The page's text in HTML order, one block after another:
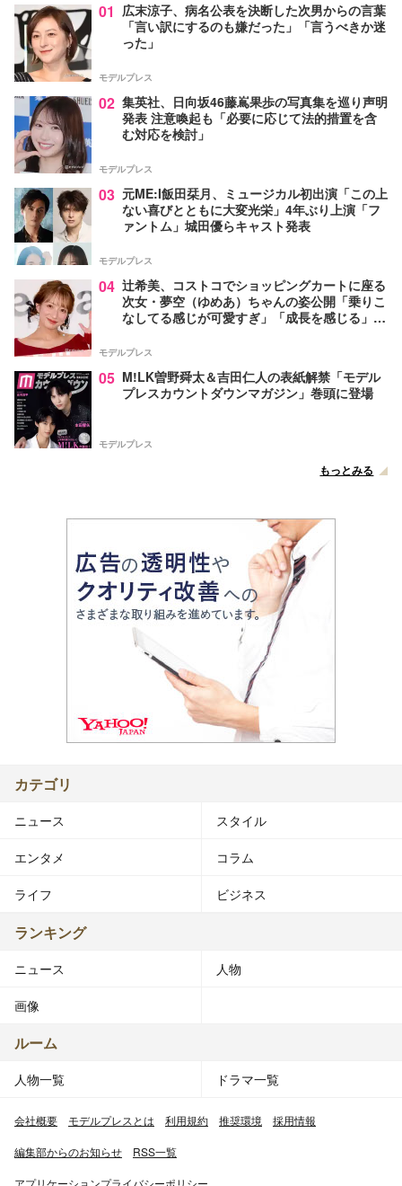
01 広末涼子、病名公表を決断した次男からの言葉
「言い訳にするのも嫌だった」「言うべきか迷
った」
モデルプレス
02 集英社、日向坂46藤嶌果歩の写真集を巡り声明
発表 注意喚起も「必要に応じて法的措置を含
む対応を検討」
モデルプレス
03 元ME:I飯田栞月、ミュージカル初出演「この上
ない喜びとともに大変光栄」4年ぶり上演「フ
ァントム」城田優らキャスト発表
モデルプレス
04 辻希美、コストコでショッピングカートに座る
次女・夢空（ゆめあ）ちゃんの姿公開「乗りこ
なしてる感じが可愛すぎ」「成長を感じる」の
モデルプレス
05 M!LK曽野舜太＆吉田仁人の表紙解禁「モデル
プレスカウントダウンマガジン」巻頭に登場
モデルプレス
もっとみる
カテゴリ
ニュース スタイル
エンタメ コラム
ライフ ビジネス
ランキング
ニュース 人物
画像
ルーム
人物一覧 ドラマ一覧
会社概要 モデルプレスとは 利用規約 推奨環境 採用情報
編集部からのお知らせ RSS一覧
アプリケーションプライバシーポリシー